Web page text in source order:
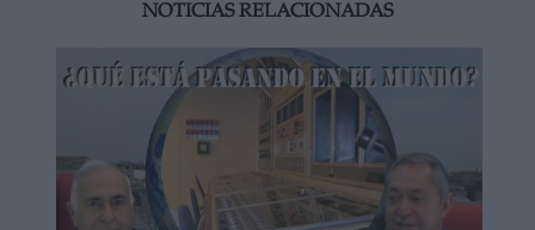
NOTICIAS RELACIONADAS